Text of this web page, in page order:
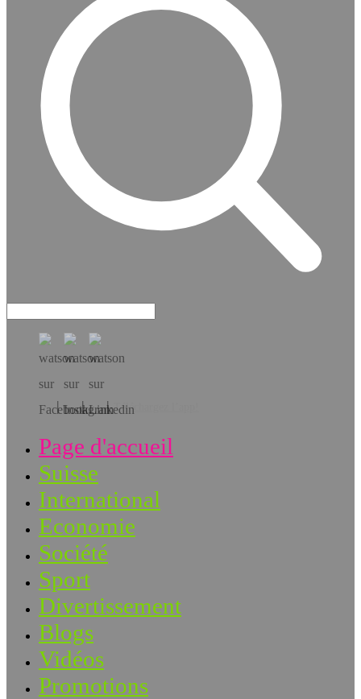
Téléchargez l’app!
Page d'accueil
Suisse
International
Economie
Société
Sport
Divertissement
Blogs
Vidéos
Promotions